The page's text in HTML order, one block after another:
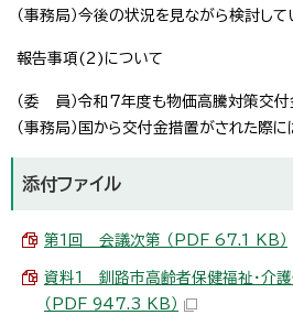
（事務局）今後の状況を見ながら検討して
報告事項(2)について
（委 員）令和7年度も物価高騰対策交付
（事務局）国から交付金措置がされた際に
添付ファイル
第1回 会議次第 （PDF 67.1 KB）
資料1 釧路市高齢者保健福祉・介
（PDF 947.3 KB）